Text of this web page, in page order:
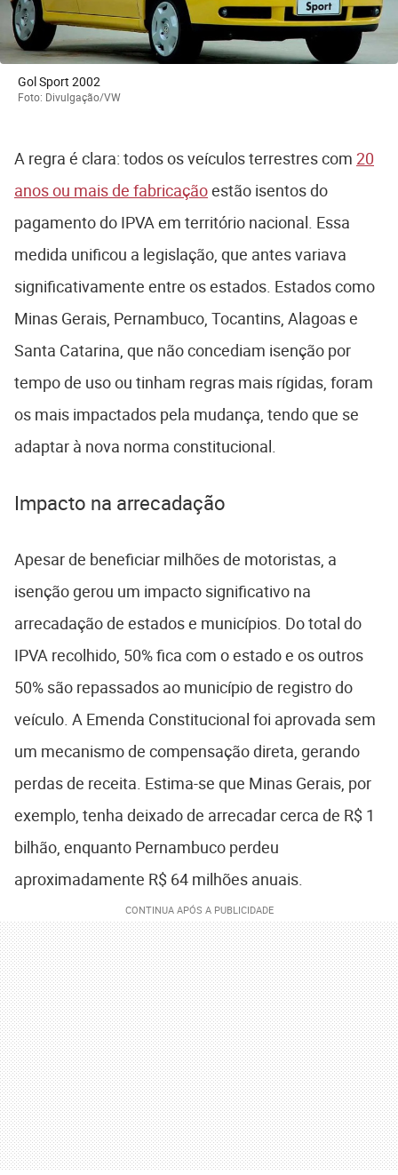
Gol Sport 2002
Foto: Divulgação/VW
A regra é clara: todos os veículos terrestres com 20
anos ou mais de fabricaçãoestão isentos do
pagamento do IPVA em território nacional. Essa
medida unificou a legislação, que antes variava
significativamente entre os estados. Estados como
Minas Gerais, Pernambuco, Tocantins, Alagoas e
Santa Catarina, que não concediam isenção por
tempo de uso ou tinham regras mais rígidas, foram
os mais impactados pela mudança, tendo que se
adaptar à nova norma constitucional.
Impacto na arrecadação
Apesar de beneficiar milhões de motoristas, a
isenção gerou um impacto significativo na
arrecadação de estados e municípios. Do total do
IPVA recolhido, 50% fica com o estado e os outros
50% são repassados ao município de registro do
veículo. A Emenda Constitucional foi aprovada sem
um mecanismo de compensação direta, gerando
perdas de receita. Estima-se que Minas Gerais, por
exemplo, tenha deixado de arrecadar cerca de R$ 1
bilhão, enquanto Pernambuco perdeu
aproximadamente R$ 64 milhões anuais.